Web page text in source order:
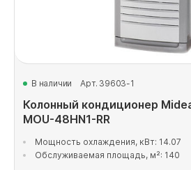
В наличии Арт. 39603-1
Колонный кондиционер
MOU-48HN1-RR
Мощность охлаждения, кВт: 14.07
Обслуживаемая площадь, м²: 140